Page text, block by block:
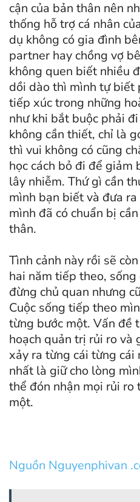
cận của bản thân nên
thống hỗ trợ cá nhân
dụ không có gia đình
partner hay chồng vợ
không quen biết nhiều
dồi dào thì mình tự biết
tiếp xúc trong những
như khi bắt buộc phải
không cần thiết, chỉ là
thì vui không có cũng
học cách bỏ đi để giảm
lây nhiễm. Thứ gì cần
mình bạn biết và đưa
mình đã có chuẩn bị
thân.
Tình cảnh này rồi sẽ
hai năm tiếp theo,
đừng chủ quan nhưng
Cuộc sống tiếp theo
từng bước một. Vấn đề
hoạch quản trị rủi ro và
xảy ra từng cái từng cái
nhất là giữ cho lòng
thể đón nhận mọi rủi
một.
Nguồn Nguyenphivan